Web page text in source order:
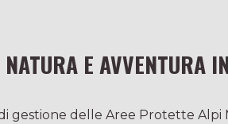
E AVVENTURA
gestione delle Aree Protette Alpi